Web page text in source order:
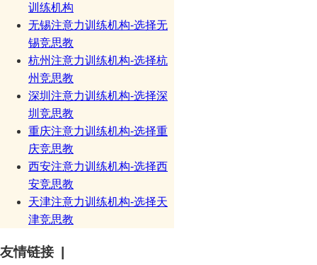
训练机构
无锡注意力训练机构-选择无
锡竞思教
杭州注意力训练机构-选择杭
州竞思教
深圳注意力训练机构-选择深
圳竞思教
重庆注意力训练机构-选择重
庆竞思教
西安注意力训练机构-选择西
安竞思教
天津注意力训练机构-选择天
津竞思教
友情链接 |